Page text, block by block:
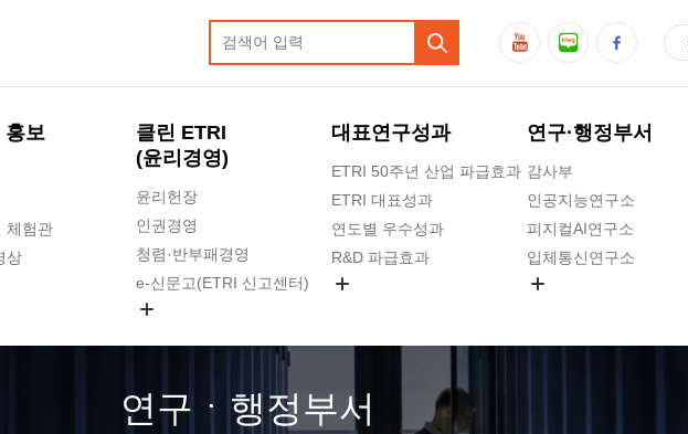
홍보
체험관
상
클린 ETRI
(윤리경영)
윤리헌장
인권경영
청렴·반부패경영
e-신문고(ETRI 신고센터)
고객의소리
수의계약 현황
대표연구성과
ETRI 50주년 산업 파급효과
ETRI 대표성과
연도별 우수성과
R&D 파급효과
연구·행정부서
감사부
인공지능연구소
피지컬AI연구소
입체통신연구소
연구ㆍ행정부서